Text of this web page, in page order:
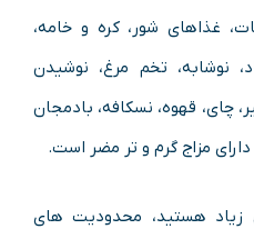
غذاهای شور، کره و خامه،
نوشابه، تخم مرغ، نوشیدن
چای، قهوه، نسکافه، بادمجان
مزاج گرم و تر مضر است.
هستید، محدودیت های